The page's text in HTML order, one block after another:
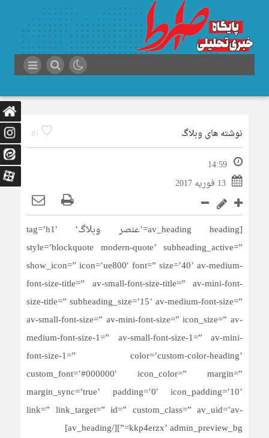
51
نوشته های وبلاگ
14:59
13 فوریه 2017
[av_heading heading=’عنصر وبلاگ’ tag=’h1′
style=’blockquote modern-quote’ subheading_active=”
show_icon=” icon=’ue800′ font=” size=’40’ av-medium-
font-size-title=” av-small-font-size-title=” av-mini-font-
size-title=” subheading_size=’15’ av-medium-font-size=”
av-small-font-size=” av-mini-font-size=” icon_size=” av-
medium-font-size-1=” av-small-font-size-1=” av-mini-
font-size-1=” color=’custom-color-heading’
custom_font=’#000000′ icon_color=” margin=”
margin_sync=’true’ padding=’0′ icon_padding=’10’
link=” link_target=” id=” custom_class=” av_uid=’av-
kkp4erzx’ admin_preview_bg=”][/av_heading]